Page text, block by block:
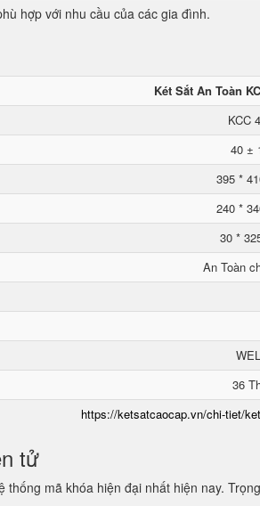
hợp với nhu cầu của các gia đình.
Két Sắt An Toàn
KCC
40 ±
395 *
240 *
30 *
An Toàn
36
https://ketsatcaocap.vn/chi-tiet/
tử
mã khóa hiện đại nhất hiện nay.